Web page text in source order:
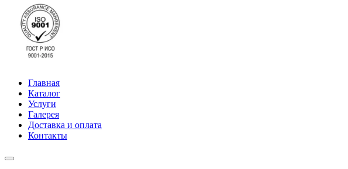
Главная
Каталог
Услуги
Галерея
Доставка и оплата
Контакты